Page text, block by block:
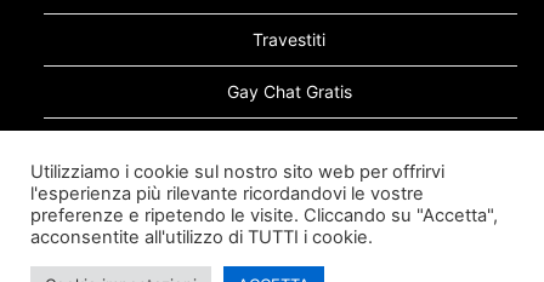
Travestiti
Gay Chat Gratis
Sugar Daddy Gay
Utilizziamo i cookie sul nostro sito web per offrirvi
l'esperienza più rilevante ricordandovi le vostre
preferenze e ripetendo le visite. Cliccando su "Accetta",
acconsentite all'utilizzo di TUTTI i cookie.